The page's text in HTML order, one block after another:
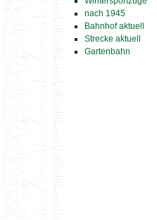
nach 1945
Bahnhof aktuell
Strecke aktuell
Gartenbahn